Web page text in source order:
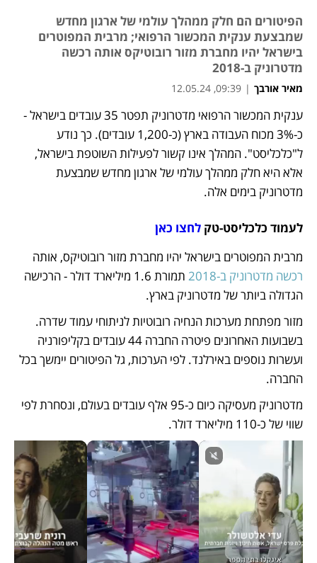
הפיטורים הם חלק ממהלך עולמי של ארגון מחדש
שמבצעת ענקית המכשור הרפואי; מרבית המפוטרים
בישראל יהיו מחברת מזור רובוטיקס אותה רכשה
מדטרוניק ב-2018
מאיר אורבך |
09:39, 12.05.24
מדטרוניק בימים אלה.
לעמוד כלכליסט-טק לחצו כאן
מרבית המפוטרים בישראל יהיו מחברת מזור רובוטיקס, אותה
רכשה מדטרוניק ב-2018
הגדולה ביותר של מדטרוניק בארץ.
החברה.
שווי של כ-110 מיליארד דולר.